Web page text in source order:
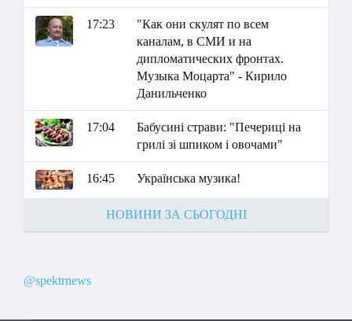
17:23
"Как они скулят по всем
каналам, в СМИ и на
дипломатических фронтах.
Музыка Моцарта" - Кирило
Данильченко
17:04
Бабусині страви: "Печериці на
грилі зі шпиком і овочами"
16:45 Українська музика!
НОВИНИ ЗА СЬОГОДНІ
@spektrnews